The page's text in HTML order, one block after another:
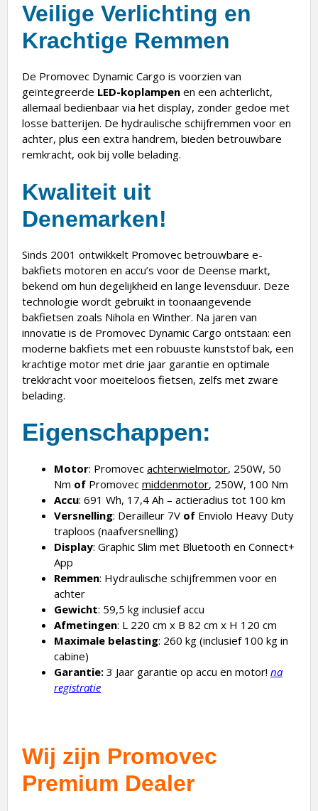
Veilige Verlichting en
Krachtige Remmen
De Promovec Dynamic Cargo is voorzien van
geïntegreerde LED-koplampen en een achterlicht,
allemaal bedienbaar via het display, zonder gedoe met
losse batterijen. De hydraulische schijfremmen voor en
achter, plus een extra handrem, bieden betrouwbare
remkracht, ook bij volle belading.
Kwaliteit uit
Denemarken!
Sinds 2001 ontwikkelt Promovec betrouwbare e-
bakfiets motoren en accu’s voor de Deense markt,
bekend om hun degelijkheid en lange levensduur. Deze
technologie wordt gebruikt in toonaangevende
bakfietsen zoals Nihola en Winther. Na jaren van
innovatie is de Promovec Dynamic Cargo ontstaan: een
moderne bakfiets met een robuuste kunststof bak, een
krachtige motor met drie jaar garantie en optimale
trekkracht voor moeiteloos fietsen, zelfs met zware
belading.
Eigenschappen:
Motor: Promovec achterwielmotor, 250W, 50
Nm of Promovec middenmotor, 250W, 100 Nm
Accu: 691 Wh, 17,4 Ah – actieradius tot 100 km
Versnelling: Derailleur 7V of Enviolo Heavy Duty
traploos (naafversnelling)
Display: Graphic Slim met Bluetooth en Connect+
App
Remmen: Hydraulische schijfremmen voor en
achter
Gewicht: 59,5 kg inclusief accu
Afmetingen: L 220 cm x B 82 cm x H 120 cm
Maximale belasting: 260 kg (inclusief 100 kg in
cabine)
Garantie: 3 Jaar garantie op accu en motor! na
registratie
Wij zijn Promovec
Premium Dealer